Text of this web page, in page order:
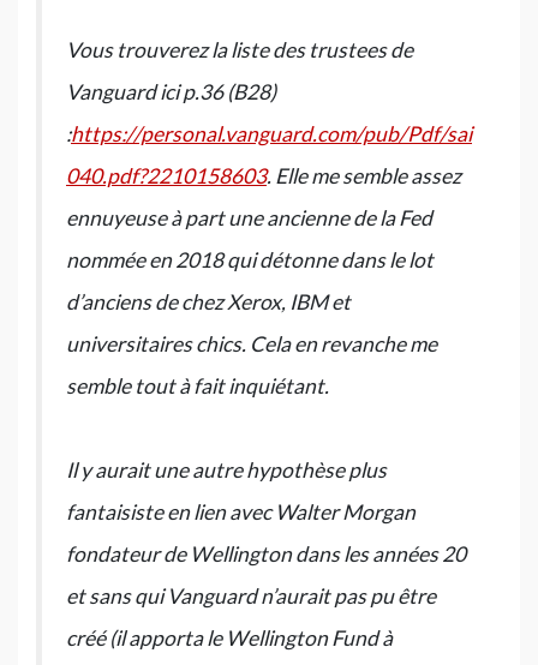
Vous trouverez la liste des trustees de
Vanguard ici p.36 (B28)
:https://personal.vanguard.com/pub/Pdf/sai
040.pdf?2210158603. Elle me semble assez
ennuyeuse à part une ancienne de la Fed
nommée en 2018 qui détonne dans le lot
d’anciens de chez Xerox, IBM et
universitaires chics. Cela en revanche me
semble tout à fait inquiétant.
Il y aurait une autre hypothèse plus
fantaisiste en lien avec Walter Morgan
fondateur de Wellington dans les années 20
et sans qui Vanguard n’aurait pas pu être
créé (il apporta le Wellington Fund à